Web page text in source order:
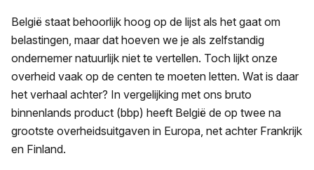
België staat behoorlijk hoog op de lijst als het gaat om
belastingen, maar dat hoeven we je als zelfstandig
ondernemer natuurlijk niet te vertellen. Toch lijkt onze
overheid vaak op de centen te moeten letten. Wat is daar
het verhaal achter? In vergelijking met ons bruto
binnenlands product (bbp) heeft België de op twee na
grootste overheidsuitgaven in Europa, net achter Frankrijk
en Finland.